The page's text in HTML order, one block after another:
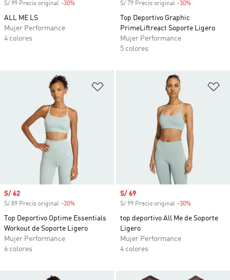
S/ 99 Precio original -30%
ALL ME LS
Mujer Performance
4 colores
S/ 79 Precio original -30%
Top Deportivo Graphic
PrimeLiftreact Soporte Ligero
Mujer Performance
5 colores
Añadir a la lista de deseos
Precio de venta
S/ 62
S/ 89 Precio original -30%
Top Deportivo Optime Essentials
Workout de Soporte Ligero
Mujer Performance
6 colores
Precio de venta
S/ 69
S/ 99 Precio original -30%
top deportivo All Me de Soporte
Ligero
Mujer Performance
4 colores